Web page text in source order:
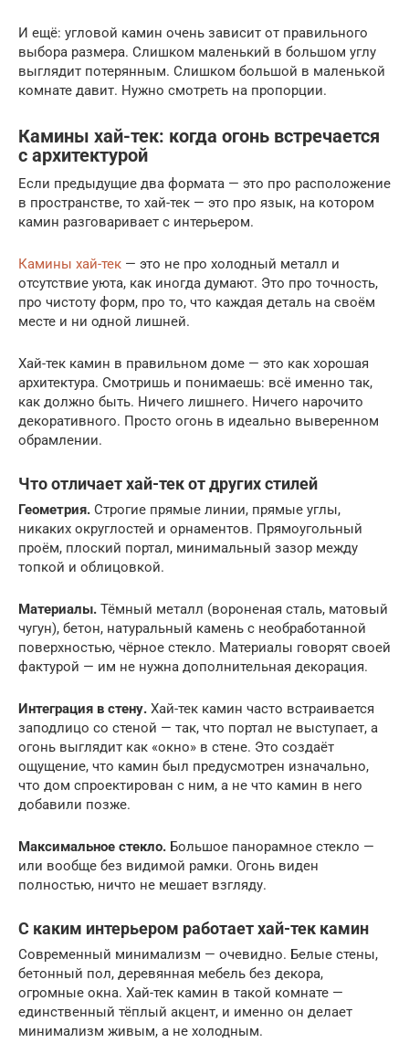
И ещё: угловой камин очень зависит от правильного
выбора размера. Слишком маленький в большом углу
выглядит потерянным. Слишком большой в маленькой
комнате давит. Нужно смотреть на пропорции.
Камины хай-тек: когда огонь встречается
с архитектурой
Если предыдущие два формата — это про расположение
в пространстве, то хай-тек — это про язык, на котором
камин разговаривает с интерьером.
Камины хай-тек — это не про холодный металл и
отсутствие уюта, как иногда думают. Это про точность,
про чистоту форм, про то, что каждая деталь на своём
месте и ни одной лишней.
Хай-тек камин в правильном доме — это как хорошая
архитектура. Смотришь и понимаешь: всё именно так,
как должно быть. Ничего лишнего. Ничего нарочито
декоративного. Просто огонь в идеально выверенном
обрамлении.
Что отличает хай-тек от других стилей
Геометрия. Строгие прямые линии, прямые углы,
никаких округлостей и орнаментов. Прямоугольный
проём, плоский портал, минимальный зазор между
топкой и облицовкой.
Материалы. Тёмный металл (вороненая сталь, матовый
чугун), бетон, натуральный камень с необработанной
поверхностью, чёрное стекло. Материалы говорят своей
фактурой — им не нужна дополнительная декорация.
Интеграция в стену. Хай-тек камин часто встраивается
заподлицо со стеной — так, что портал не выступает, а
огонь выглядит как «окно» в стене. Это создаёт
ощущение, что камин был предусмотрен изначально,
что дом спроектирован с ним, а не что камин в него
добавили позже.
Максимальное стекло. Большое панорамное стекло —
или вообще без видимой рамки. Огонь виден
полностью, ничто не мешает взгляду.
С каким интерьером работает хай-тек камин
Современный минимализм — очевидно. Белые стены,
бетонный пол, деревянная мебель без декора,
огромные окна. Хай-тек камин в такой комнате —
единственный тёплый акцент, и именно он делает
минимализм живым, а не холодным.